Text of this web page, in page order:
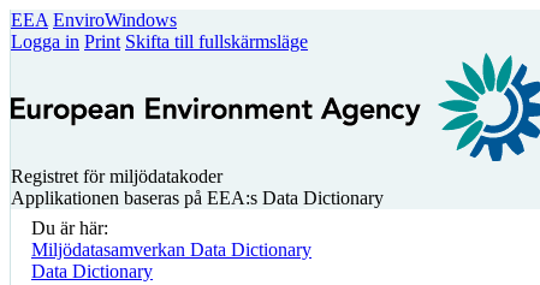
EEA EnviroWindows
Logga in Print Skifta till fullskärmsläge
Registret för miljödatakoder
Applikationen baseras på EEA:s Data Dictionary
Du är här:
Miljödatasamverkan Data Dictionary
Data Dictionary